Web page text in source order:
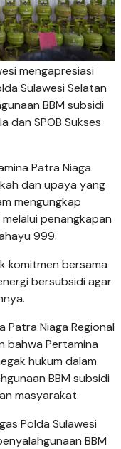
mengapresiasi
Sulawesi Selatan
BBM subsidi
dan SPOB Sukses
Patra Niaga
dan upaya yang
mengungkap
penangkapan
999.
komitmen bersama
bersubsidi agar
Patra Niaga Regional
bahwa Pertamina
hukum dalam
BBM subsidi
masyarakat.
Polda Sulawesi
BBM